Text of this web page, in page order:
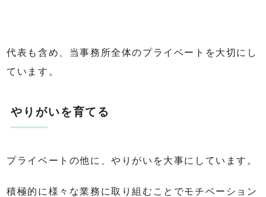
代表も含め、当事務所全体のプライベートを大切にし
ています。
やりがいを育てる
プライベートの他に、やりがいを大事にしています。
積極的に様々な業務に取り組むことでモチベーション